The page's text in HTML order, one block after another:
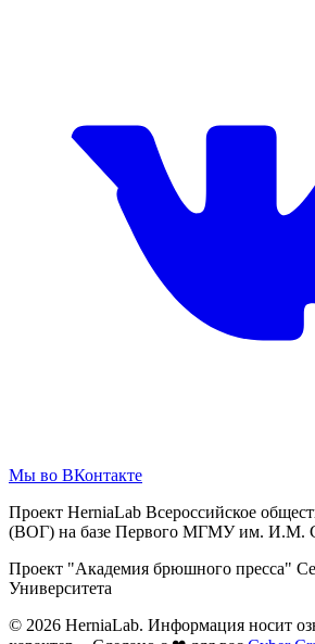
Мы во ВКонтакте
Проект HerniaLab Всероссийское
(ВОГ) на базе Первого МГМУ им. И.М.
Проект "Академия брюшного пресса"
Университета
© 2026 HerniaLab. Информация носит